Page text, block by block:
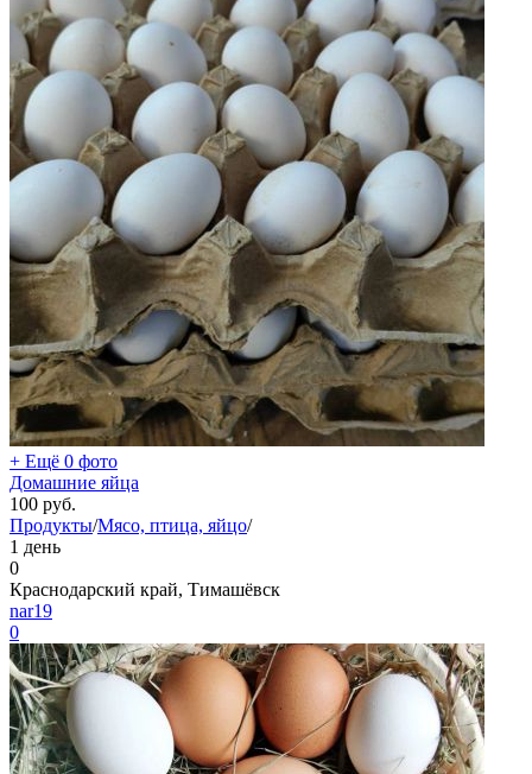
+ Ещё 0 фото
Домашние яйца
100 руб.
Продукты/Мясо, птица, яйцо/
1 день
0
Краснодарский край, Тимашёвск
nar19
0